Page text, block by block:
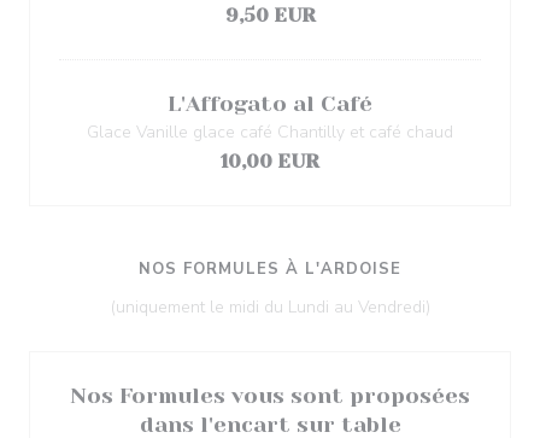
9,50 EUR
L'Affogato al Café
Glace Vanille glace café Chantilly et café chaud
10,00 EUR
NOS FORMULES À L'ARDOISE
(uniquement le midi du Lundi au Vendredi)
Nos Formules vous sont proposées
dans l'encart sur table